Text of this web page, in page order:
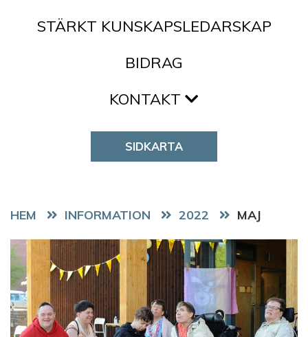
STÄRKT KUNSKAPSLEDARSKAP
BIDRAG
KONTAKT
SIDKARTA
HEM 2022 MAJ